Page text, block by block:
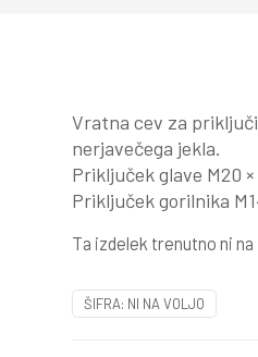
Vratna cev za
nerjavečega jekla.
Priključek glave M20 ×
Priključek gorilnika
Ta izdelek trenutno ni na
ŠIFRA: NI NA VOLJO